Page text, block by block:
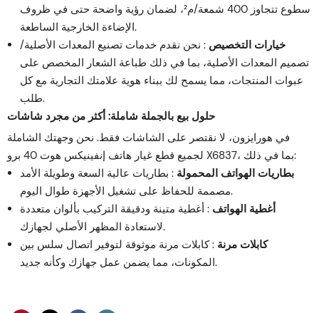
سطوع تتجاوز 400 شمعة/م²، لضمان رؤية واضحة حتى في ظروف
الإضاءة الخارجية الساطعة.
خيارات التخصيص : نحن نقدم خدمات تصنيع المعدات الأصلية/
تصميم المعدات الأصلية، بما في ذلك طباعة الشعار المخصص على
عبوات المنتجات، مما يسمح لك ببناء هوية علامتك التجارية مع كل
طلب.
حلول بيع بالجملة شاملة: أكثر من مجرد شاشات
في هورايزون، لا نقتصر على الشاشات فقط. نحن وجهتك الشاملة
لجميع قطع غيار هاتف إنفينيكس هوت 40 برو X6837، بما في ذلك:
بطاريات الهواتف المحمولة : بطاريات عالية السعة وطويلة الأمد
مصممة للحفاظ على تشغيل الأجهزة طوال اليوم.
أغطية الهواتف : أغطية متينة ودقيقة التركيب بألوان متعددة
لاستعادة المظهر الأصلي لجهازك.
كابلات مرنة : كابلات مرنة موثوقة لتوفير اتصال سلس بين
المكونات، مما يضمن عمل جهازك وكأنه جديد.